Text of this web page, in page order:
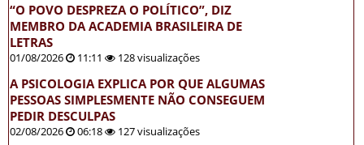
“O POVO DESPREZA O POLÍTICO”, DIZ
MEMBRO DA ACADEMIA BRASILEIRA DE
LETRAS
01/08/2026 11:11 128 visualizações
A PSICOLOGIA EXPLICA POR QUE ALGUMAS
PESSOAS SIMPLESMENTE NÃO CONSEGUEM
PEDIR DESCULPAS
02/08/2026 06:18 127 visualizações